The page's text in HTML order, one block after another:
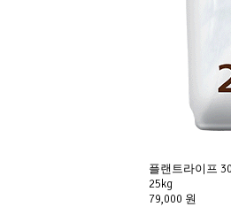
플랜트라이프
25kg
79,000 원